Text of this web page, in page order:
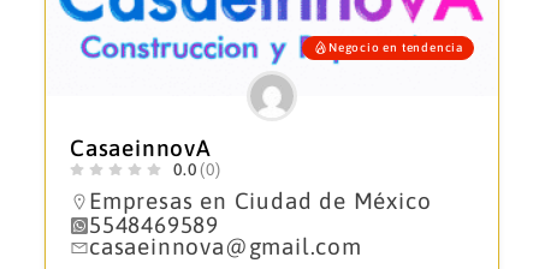
Negocio en tendencia
CasaeinnovA
0.0 (0)
Empresas en Ciudad de México
5548469589
casaeinnova@gmail.com